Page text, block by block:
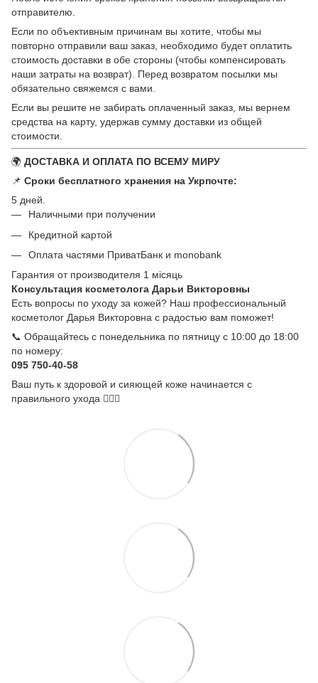
отправителю.
Если по объективным причинам вы хотите, чтобы мы
повторно отправили ваш заказ, необходимо будет оплатить
стоимость доставки в обе стороны (чтобы компенсировать
наши затраты на возврат). Перед возвратом посылки мы
обязательно свяжемся с вами.
Если вы решите не забирать оплаченный заказ, мы вернем
средства на карту, удержав сумму доставки из общей
стоимости.
🌍 ДОСТАВКА И ОПЛАТА ПО ВСЕМУ МИРУ
📌 Сроки бесплатного хранения на Укрпочте:
5 дней.
Наличными при получении
Кредитной картой
Оплата частями ПриватБанк и monobank
Гарантия от производителя 1 місяць
Консультация косметолога Дарьи Викторовны
Есть вопросы по уходу за кожей? Наш профессиональный
косметолог Дарья Викторовна с радостью вам поможет!
📞 Обращайтесь с понедельника по пятницу с 10:00 до 18:00
по номеру:
095 750-40-58
Ваш путь к здоровой и сияющей коже начинается с
правильного ухода 💆‍♀️✨